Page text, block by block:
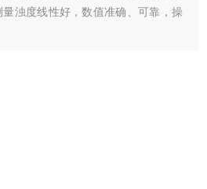
浊度线性好，数值准确、可靠，操